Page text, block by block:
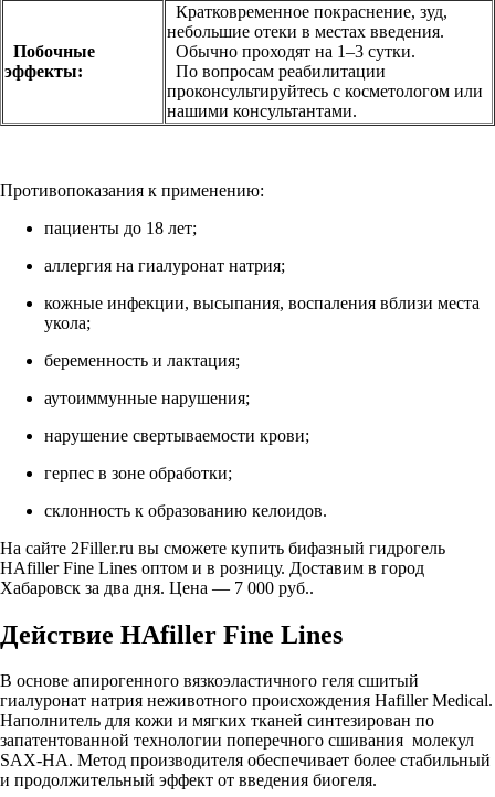
Побочные
эффекты:
Кратковременное покраснение, зуд,
небольшие отеки в местах введения.
Обычно проходят на 1–3 сутки.
По вопросам реабилитации
проконсультируйтесь с косметологом или
нашими консультантами.
Противопоказания к применению:
пациенты до 18 лет;
аллергия на гиалуронат натрия;
кожные инфекции, высыпания, воспаления вблизи места
укола;
беременность и лактация;
аутоиммунные нарушения;
нарушение свертываемости крови;
герпес в зоне обработки;
склонность к образованию келоидов.
На сайте 2Filler.ru вы сможете купить бифазный гидрогель
HAfiller Fine Lines оптом и в розницу. Доставим в город
Хабаровск за два дня. Цена — 7 000 руб..
Действие HAfiller Fine Lines
В основе апирогенного вязкоэластичного геля сшитый
гиалуронат натрия неживотного происхождения Hafiller Medical.
Наполнитель для кожи и мягких тканей синтезирован по
запатентованной технологии поперечного сшивания молекул
SAX-HA. Метод производителя обеспечивает более стабильный
и продолжительный эффект от введения биогеля.